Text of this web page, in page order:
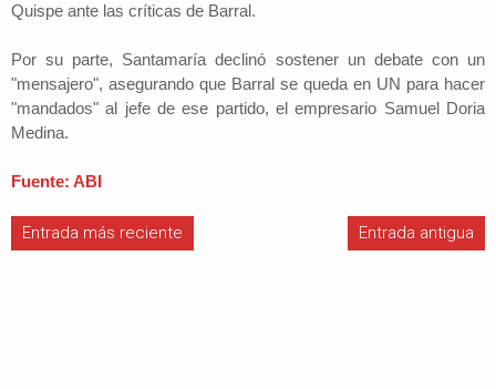
Quispe ante las críticas de Barral.
Por su parte, Santamaría declinó sostener un debate con un
"mensajero", asegurando que Barral se queda en UN para hacer
"mandados" al jefe de ese partido, el empresario Samuel Doria
Medina.
Fuente: ABI
Entrada más reciente Entrada antigua